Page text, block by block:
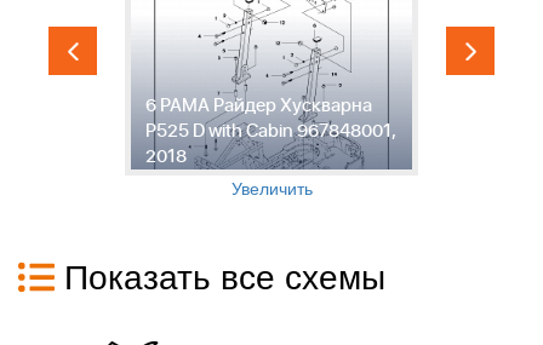
6 РАМА Райдер Хускварна
P525 D with Cabin 967848001,
2018
Увеличить
Показать все схемы